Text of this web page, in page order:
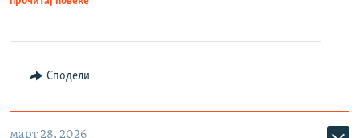
Сподели
март 28, 2026